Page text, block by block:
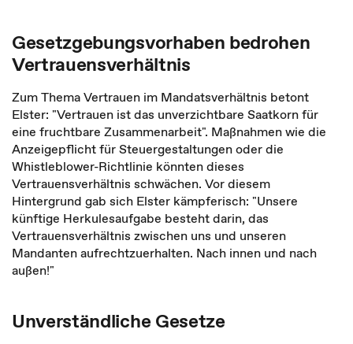
Gesetzgebungsvorhaben bedrohen
Vertrauensverhältnis
Zum Thema Vertrauen im Mandatsverhältnis betont
Elster: "Vertrauen ist das unverzichtbare Saatkorn für
eine fruchtbare Zusammenarbeit". Maßnahmen wie die
Anzeigepflicht für Steuergestaltungen oder die
Whistleblower-Richtlinie könnten dieses
Vertrauensverhältnis schwächen. Vor diesem
Hintergrund gab sich Elster kämpferisch: "Unsere
künftige Herkulesaufgabe besteht darin, das
Vertrauensverhältnis zwischen uns und unseren
Mandanten aufrechtzuerhalten. Nach innen und nach
außen!"
Unverständliche Gesetze